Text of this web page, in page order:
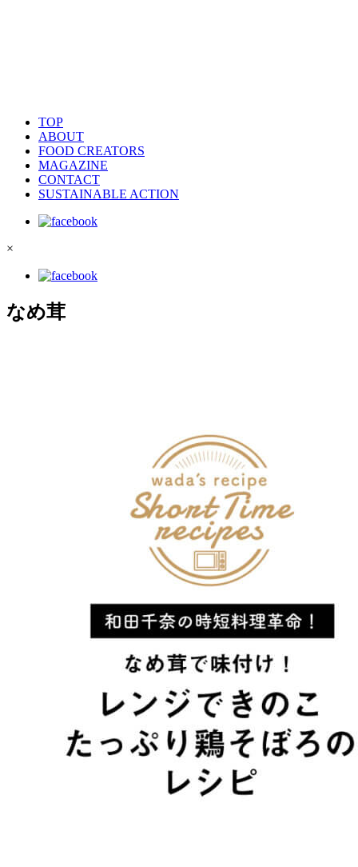
TOP
ABOUT
FOOD CREATORS
MAGAZINE
CONTACT
SUSTAINABLE ACTION
×
なめ茸